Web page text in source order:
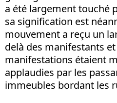
a été largement touché
sa signification est
mouvement a reçu un
delà des manifestants
manifestations étaient
applaudies par les
immeubles bordant les